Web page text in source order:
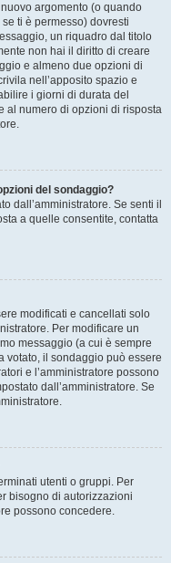
argomento (o quando
ti è permesso) dovresti
un riquadro dal titolo
non hai il diritto di creare
e almeno due opzioni di
nell’apposito spazio e
i giorni di durata del
al numero di opzioni di risposta
del sondaggio?
dall’amministratore. Se senti il
a quelle consentite, contatta
modificati e cancellati solo
Per modificare un
messaggio (a cui è sempre
votato, il sondaggio può essere
e l’amministratore possono
dall’amministratore. Se
utenti o gruppi. Per
bisogno di autorizzazioni
possono concedere.